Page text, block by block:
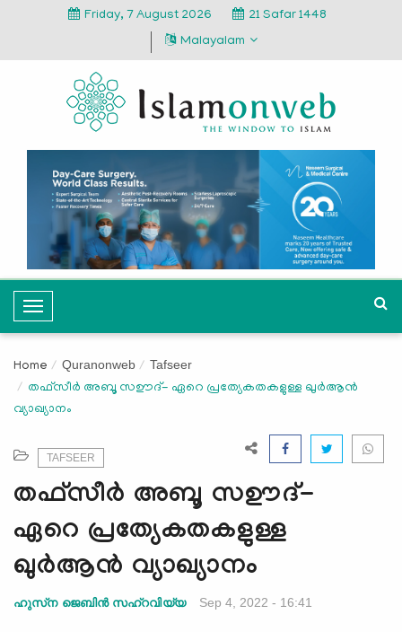
Friday, 7 August 2026
21 Safar 1448
Malayalam
T
o
g
l
e
i
g
a
t
o
Home Quranonweb Tafseer
തഫ്സീർ അബൂ സഊദ്- ഏറെ പ്രത്യേകതകളുള്ള ഖുര്‍ആന്‍
വ്യാഖ്യാനം
TAFSEER
തഫ്സീർ അബൂ സഊദ്-
ഏറെ പ്രത്യേകതകളുള്ള
ഖുര്‍ആന്‍ വ്യാഖ്യാനം
ഹുസ്‌ന ജെബിന്‍ സഹ്‌റവിയ്യ Sep 4, 2022 - 16:41